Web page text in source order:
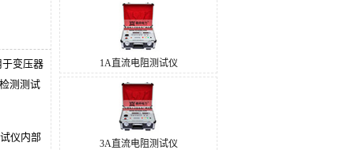
1A直流电阻测试仪
3A直流电阻测试仪
变压器
测测试
仪内部